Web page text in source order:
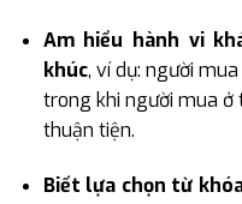
Am hiểu hành vi
khúc, ví dụ: người
trong khi người mua
thuận tiện.
Biết lựa chọn từ